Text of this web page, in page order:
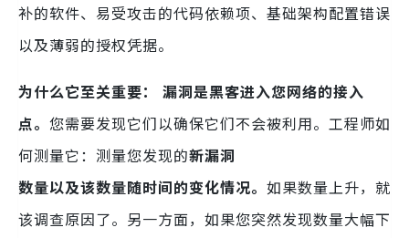
补的软件、易受攻击的代码依赖项、基础架构配置错误
以及薄弱的授权凭据。
为什么它至关重要：
漏洞是黑客进入您网络的接入
点。 您需要发现它们以确保它们不会被利用。工程师如
何测量它：测量您发现的新漏洞
数量以及该数量随时间的变化情况。 如果数量上升，就
该调查原因了。另一方面，如果您突然发现数量大幅下